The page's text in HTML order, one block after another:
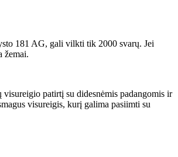
181 AG, ​​gali vilkti tik 2000 svarų. Jei
žemai.
patirtį su didesnėmis padangomis ir
visureigis, kurį galima pasiimti su